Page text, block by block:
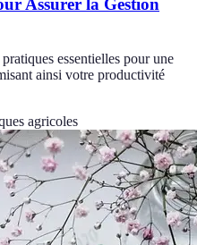
Assurer la Gestion
essentielles pour une
ainsi votre productivité
agricoles